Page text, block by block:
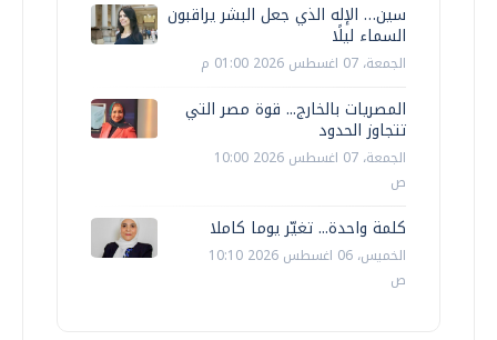
سين… الإله الذي جعل البشر يراقبون
السماء ليلًا
الجمعة، 07 اغسطس 2026 01:00 م
المصريات بالخارج... قوة مصر التي
تتجاوز الحدود
الجمعة، 07 اغسطس 2026 10:00
ص
كلمة واحدة... تغيّر يوما كاملا
الخميس، 06 اغسطس 2026 10:10
ص